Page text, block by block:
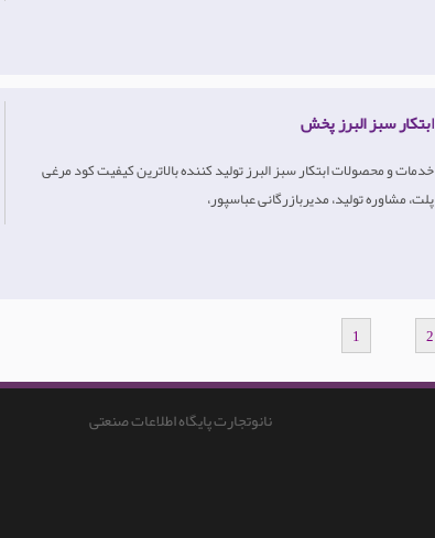
ابتکار سبز البرز پخش
خدمات و محصولات ابتکار سبز البرز تولید کننده بالاترین کیفیت کود مرغی
پلت، مشاوره تولید، مدیربازرگانی عباسپور،
1 2
نانوتجارت پایگاه اطلاعات صنعتی